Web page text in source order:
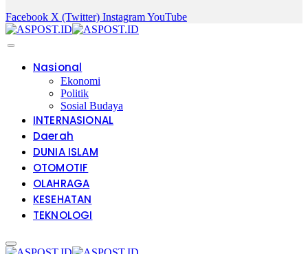
Facebook X (Twitter) InstagramYouTube
Nasional
Ekonomi
Politik
Sosial Budaya
INTERNASIONAL
Daerah
DUNIA ISLAM
OTOMOTIF
OLAHRAGA
KESEHATAN
TEKNOLOGI